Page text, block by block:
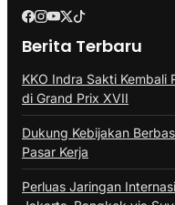
Berita Terbaru
KKO Indra Sakti Kembali
di Grand Prix XVII
Dukung Kebijakan
Pasar Kerja
Perluas Jaringan